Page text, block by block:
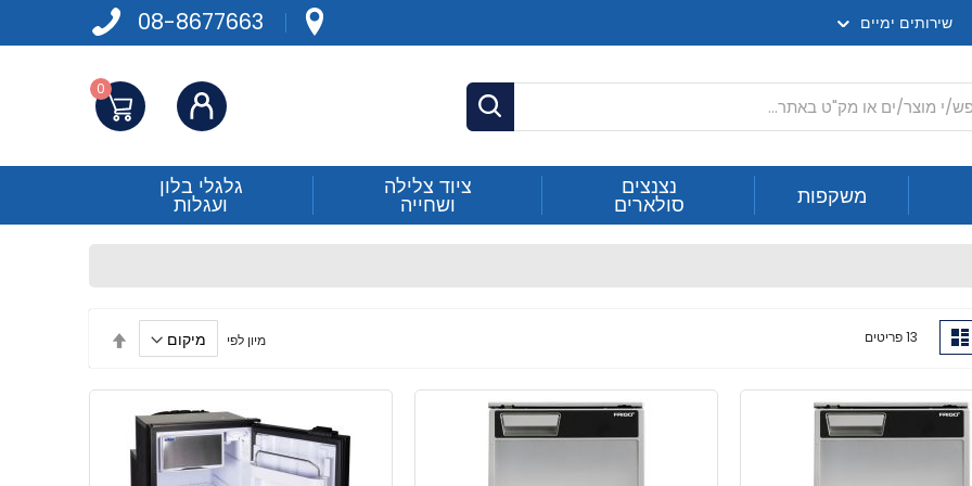
08-8677663 שירותים ימיים
חפש
התחברות 0
משקפות נצנצים
סולארים
ציוד צלילה
ושחייה
גלגלי בלון
ועגלות
הצג
כ-
רשימה13פריטים מיון לפי
יורד